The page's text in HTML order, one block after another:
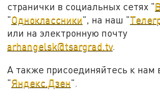
странички в социальных сетях "
"Одноклассники", на наш "
или на электронную почту
arhangelsk@tsargrad.tv.
А также присоединяйтесь к нам
"Яндекс.Дзен".